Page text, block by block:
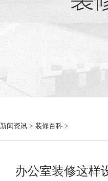
新闻资讯 > 装修百科 >
办公室装修这样